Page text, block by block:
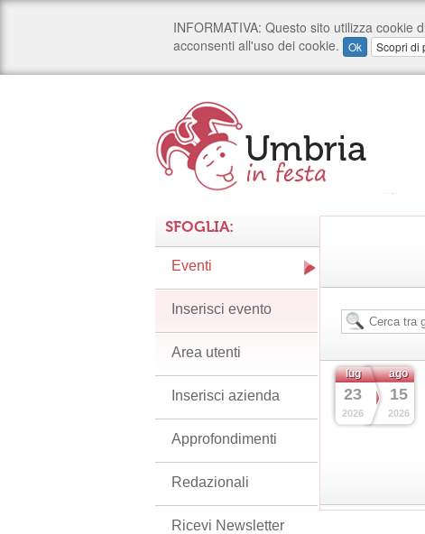
lug
23
2026
ago
15
2026
SFOGLIA:
Eventi
Inserisci evento
Area utenti
Inserisci azienda
Approfondimenti
Redazionali
Ricevi Newsletter